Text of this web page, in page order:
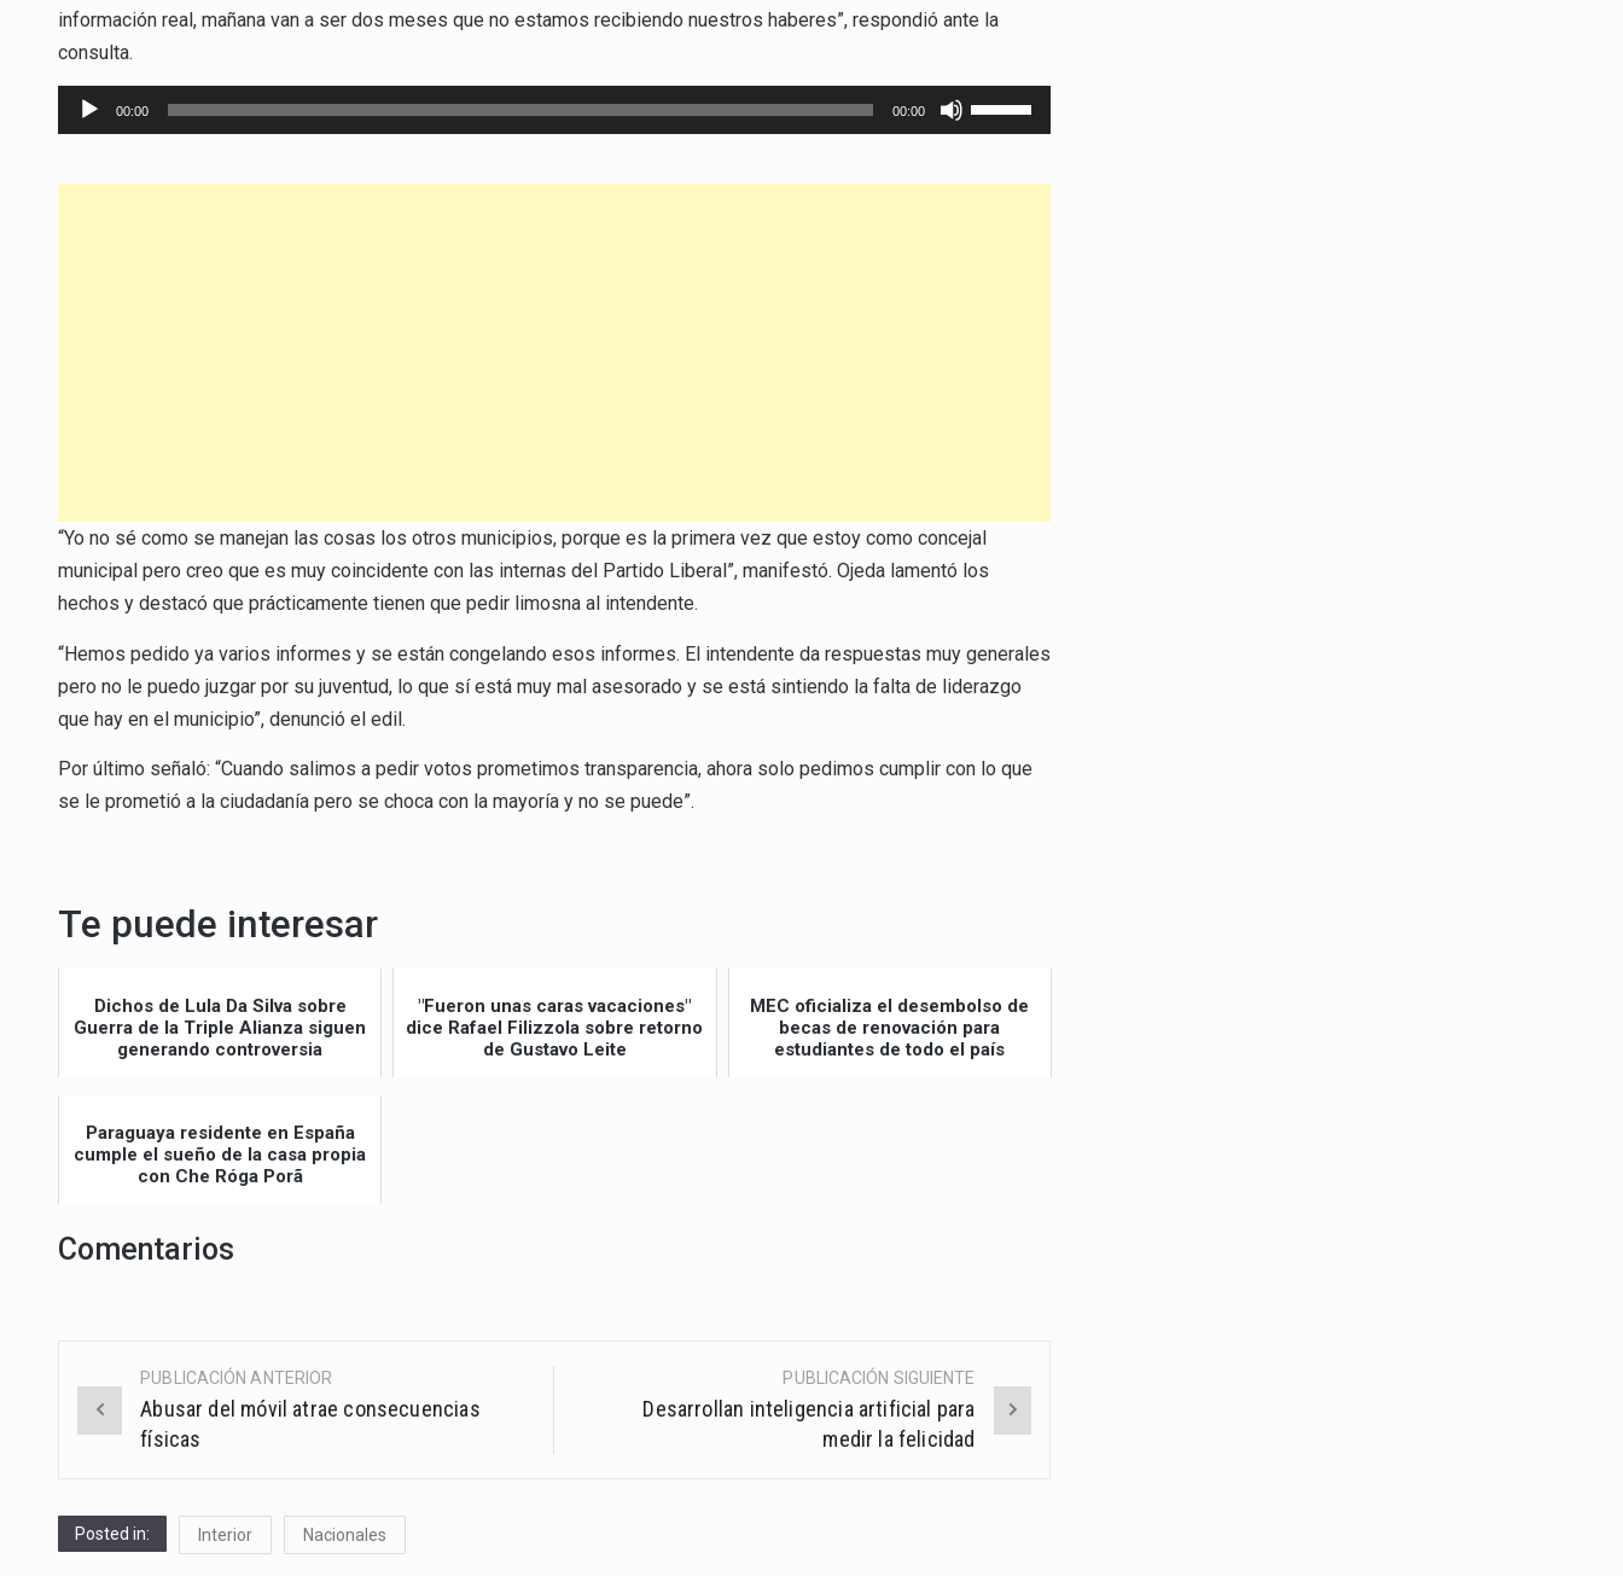
información real, mañana van a ser dos meses que no estamos recibiendo nuestros haberes”, respondió ante la
consulta.
Reproductor
de
00:00 00:00
las
“Yo no sé como se manejan las cosas los otros municipios, porque es la primera vez que estoy como concejal
municipal pero creo que es muy coincidente con las internas del Partido Liberal”, manifestó. Ojeda lamentó los
hechos y destacó que prácticamente tienen que pedir limosna al intendente.
“Hemos pedido ya varios informes y se están congelando esos informes. El intendente da respuestas muy generales
pero no le puedo juzgar por su juventud, lo que sí está muy mal asesorado y se está sintiendo la falta de liderazgo
que hay en el municipio”, denunció el edil.
Por último señaló: “Cuando salimos a pedir votos prometimos transparencia, ahora solo pedimos cumplir con lo que
se le prometió a la ciudadanía pero se choca con la mayoría y no se puede”.
Te puede interesar
Dichos de Lula Da Silva sobre
Guerra de la Triple Alianza siguen
generando controversia
"Fueron unas caras vacaciones"
dice Rafael Filizzola sobre retorno
de Gustavo Leite
MEC oficializa el desembolso de
becas de renovación para
estudiantes de todo el país
Paraguaya residente en España
cumple el sueño de la casa propia
con Che Róga Porã
Comentarios
Post
navigation
PUBLICACIÓN ANTERIOR
Abusar del móvil atrae consecuencias
físicas
PUBLICACIÓN SIGUIENTE
Desarrollan inteligencia artificial para
medir la felicidad
Posted in: Interior Nacionales